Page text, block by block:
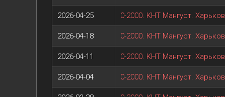
2026-04-25 0-2000. КНТ Мангуст. Харьков
2026-04-18 0-2000. КНТ Мангуст. Харьков
2026-04-11 0-2000. КНТ Мангуст. Харьков
2026-04-04 0-2000. КНТ Мангуст. Харьков